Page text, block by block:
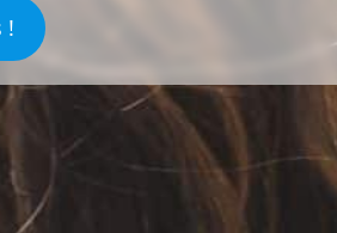
!